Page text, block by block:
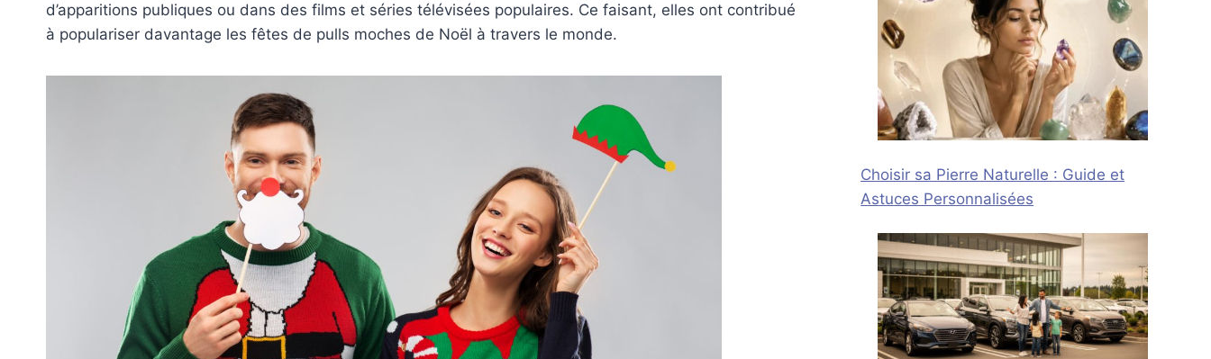
d’apparitions publiques ou dans des films et séries télévisées populaires. Ce faisant, elles ont contribué
à populariser davantage les fêtes de pulls moches de Noël à travers le monde.
Choisir sa Pierre Naturelle : Guide et
Astuces Personnalisées